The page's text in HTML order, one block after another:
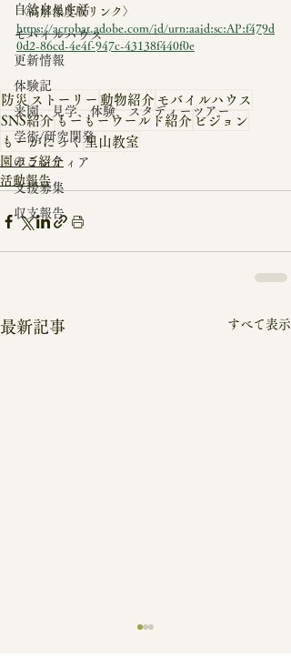
自給自足生活
モバイルハウス
更新情報
体験記
来園、見学、体験、スタディーツアー
学術/研究開発
ボランティア
支援募集
収支報告
〈高解像度版リンク〉
https://acrobat.adobe.com/id/urn:aaid:sc:AP:f479d
0d2-86cd-4e4f-947c-43138f440f0e
防災 ストーリー 動物紹介 モバイルハウス
SNS紹介もーもーワールド紹介 ビジョン
もーがにっく 里山教室
園のご紹介
活動報告
最新記事 すべて表示